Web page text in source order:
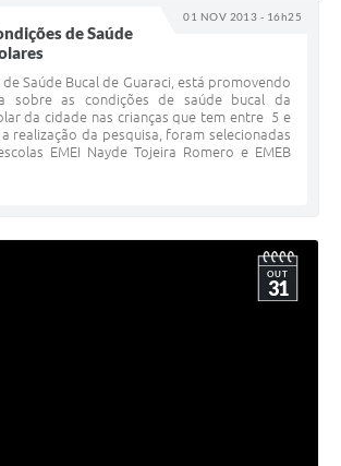
01 NOV 2013 - 16h25
de Saúde
Saúde Bucal de Guaraci, está promovendo
sobre as condições de saúde bucal da
da cidade nas crianças que tem entre 5 e
realização da pesquisa, foram selecionadas
EMEI Nayde Tojeira Romero e EMEB
OUT
31